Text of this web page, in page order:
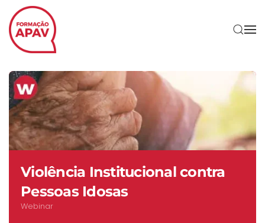
Skip to main content
Violência Institucional contra
Pessoas Idosas
Webinar